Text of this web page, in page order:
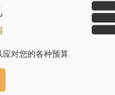
对您的各种预算